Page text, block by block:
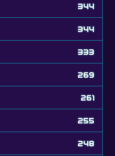
344
344
333
269
261
255
248